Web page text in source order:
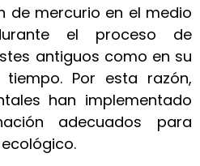
de mercurio en el medio
el proceso de
antiguos como en su
Por esta razón,
han implementado
adecuados para